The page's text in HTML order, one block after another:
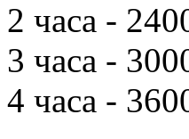
2 часа -
3 часа -
4 часа -